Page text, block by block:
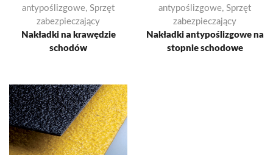
antypoślizgowe, Sprzęt
zabezpieczający
Nakładki na krawędzie
schodów
antypoślizgowe, Sprzęt
zabezpieczający
Nakładki antypoślizgowe na
stopnie schodowe